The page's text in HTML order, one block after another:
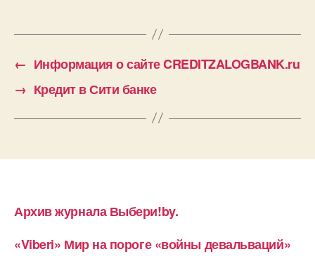
← Информация о сайте CREDITZALOGBANK.ru
→ Кредит в Сити банке
Архив журнала Выбери!by.
«Viberi» Мир на пороге «войны девальваций»